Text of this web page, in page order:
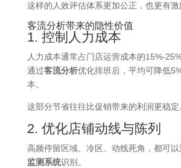
这样的人效评估体系更加公正，也更有激
客流分析带来的隐性价值
1. 控制人力成本
人力成本通常占门店运营成本的15%-25%
通过客流分析优化排班后，平均可降低
本。
这部分节省往往比促销带来的利润更稳定
2. 优化店铺动线与陈列
高频停留区域、冷区、动线死角，都可
监测系统识别。